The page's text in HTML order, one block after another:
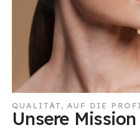
QUALITÄT, AUF DIE
Unsere Mission